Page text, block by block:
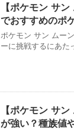
【ポケモン サ
でおすすめのポ
ポケモン サン ムー
ーに挑戦するにあた
【ポケモン サ
が強い？種族値